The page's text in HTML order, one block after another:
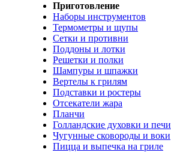
Приготовление
Наборы инструментов
Термометры и щупы
Сетки и противни
Поддоны и лотки
Решетки и полки
Шампуры и шпажки
Вертелы к грилям
Подставки и ростеры
Отсекатели жара
Планчи
Голландские духовки и печи
Чугунные сковороды и воки
Пицца и выпечка на гриле